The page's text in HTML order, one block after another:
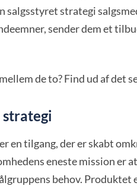
salgsstyret strategi
sender dem et
de to? Find ud af det
en tilgang, der er skabt
eneste mission er
behov.